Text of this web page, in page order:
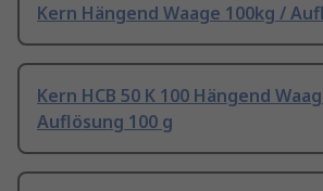
Kern Hängend Waage 100kg /
Kern HCB 50 K 100 Hängend
Auflösung 100 g